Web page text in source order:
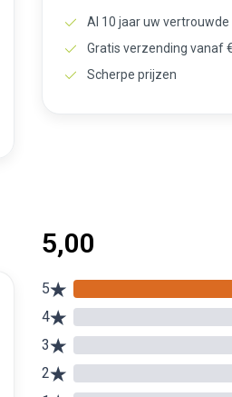
Al 10 jaar uw
Gratis verzending vanaf
Scherpe prijzen